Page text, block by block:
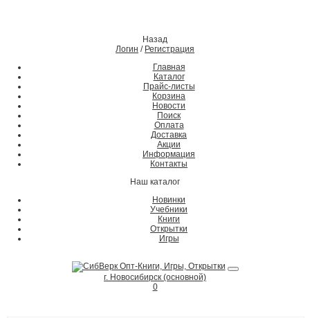
Назад
Логин / Регистрация
Главная
Каталог
Прайс-листы
Корзина
Новости
Поиск
Оплата
Доставка
Акции
Информация
Контакты
Наш каталог
Новинки
Учебники
Книги
Открытки
Игры
г. Новосибирск (основной)
0